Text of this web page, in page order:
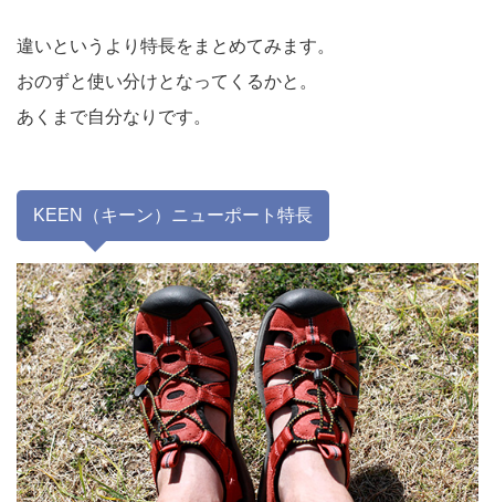
違いというより特長をまとめてみます。
おのずと使い分けとなってくるかと。
あくまで自分なりです。
KEEN（キーン）ニューポート特長